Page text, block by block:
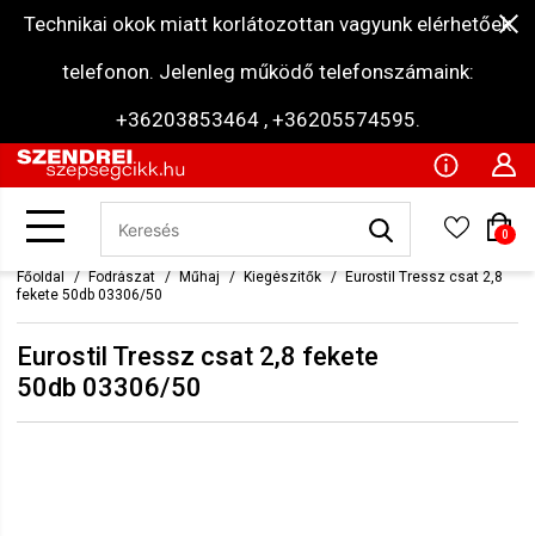
Technikai okok miatt korlátozottan vagyunk elérhetőek
telefonon. Jelenleg működő telefonszámaink:
+36203853464 , +36205574595.
0
Főoldal Fodrászat Műhaj Kiegészítők
Eurostil Tressz csat 2,8
fekete 50db 03306/50
Eurostil Tressz csat 2,8 fekete
50db 03306/50